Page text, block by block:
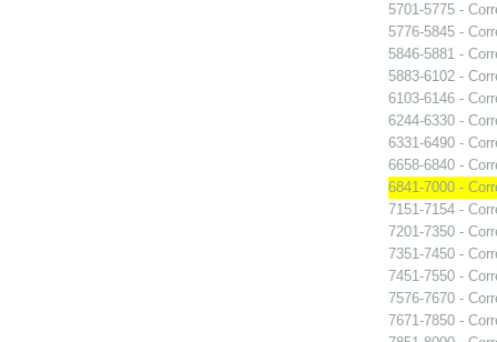
5701-5775 -
5776-5845 -
5846-5881 -
5883-6102 -
6103-6146 -
6244-6330 -
6331-6490 -
6658-6840 -
6841-7000 -
7151-7154 -
7201-7350 -
7351-7450 -
7451-7550 -
7576-7670 -
7671-7850 -